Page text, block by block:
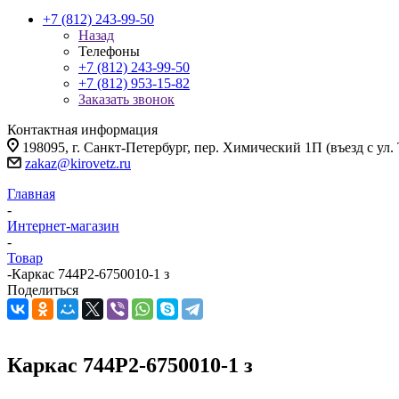
+7 (812) 243-99-50
Назад
Телефоны
+7 (812) 243-99-50
+7 (812) 953-15-82
Заказать звонок
Контактная информация
198095, г. Санкт-Петербург, пер. Химический 1П (въезд с
zakaz@kirovetz.ru
Главная
-
Интернет-магазин
-
Товар
-Каркас 744Р2-6750010-1 з
Поделиться
Каркас 744Р2-6750010-1 з